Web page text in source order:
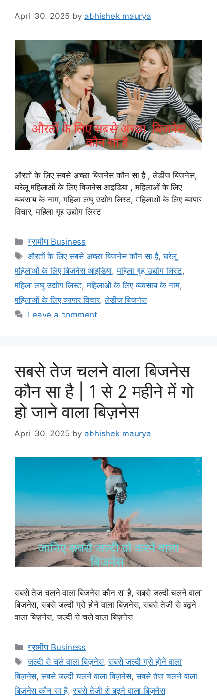
April 30, 2025 by abhishek maurya
औरतों के लिए सबसे अच्छा बिजनेस कौन सा है , लेडीज बिजनेस,
घरेलू महिलाओं के लिए बिजनेस आइडिया , महिलाओं के लिए
व्यवसाय के नाम, महिला लघु उद्योग लिस्ट, महिलाओं के लिए व्यापार
विचार, महिला गृह उद्योग लिस्ट
Categories
ग्रामीण Business
Tags
औरतों के लिए सबसे अच्छा बिजनेस कौन सा है,घरेलू
महिलाओं के लिए बिजनेस आइडिया,महिला गृह उद्योग लिस्ट,
महिला लघु उद्योग लिस्ट,महिलाओं के लिए व्यवसाय के नाम,
महिलाओं के लिए व्यापार विचार,लेडीज बिजनेस
Leave a comment
सबसे तेज चलने वाला बिजनेस
कौन सा है | 1 से 2 महीने में गो
हो जाने वाला बिज़नेस
April 30, 2025 by abhishek maurya
सबसे तेज चलने वाला बिजनेस कौन सा है, सबसे जल्दी चलने वाला
बिज़नेस, सबसे जल्दी ग्रो होने वाला बिज़नेस, सबसे तेजी से बढ़ने
वाला बिज़नेस, जल्दी से चले वाला बिज़नेस
Categories
ग्रामीण Business
Tags
जल्दी से चले वाला बिज़नेस,सबसे जल्दी ग्रो होने वाला
बिज़नेस,सबसे जल्दी चलने वाला बिज़नेस,सबसे तेज चलने वाला
बिजनेस कौन सा है,सबसे तेजी से बढ़ने वाला बिज़नेस